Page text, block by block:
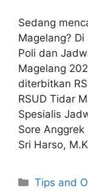
Sedang
Magelang?
Poli dan
Magelang
diterbitkan
RSUD Tidar
Spesialis
Sore
Sri Harso,
Categories
Tips and